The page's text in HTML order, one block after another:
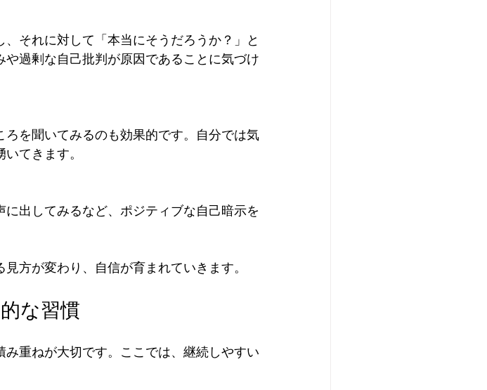
それに対して「本当にそうだろうか？」と
過剰な自己批判が原因であることに気づけ
を聞いてみるのも効果的です。自分では気
てきます。
出してみるなど、ポジティブな自己暗示を
方が変わり、自信が育まれていきます。
な習慣
重ねが大切です。ここでは、継続しやすい